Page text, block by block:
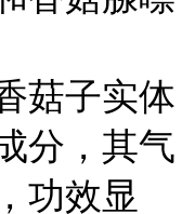
菇子实体
分，其气
功效显